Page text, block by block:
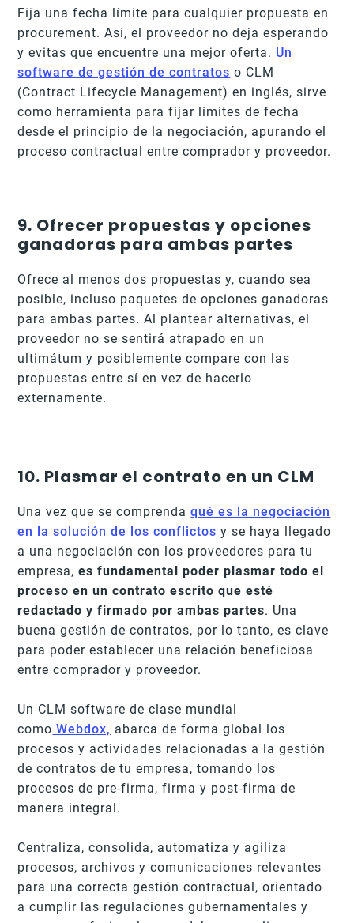
Fija una fecha límite para cualquier propuesta en
procurement. Así, el proveedor no deja esperando
y evitas que encuentre una mejor oferta. Un
software de gestión de contratos o CLM
(Contract Lifecycle Management) en inglés, sirve
como herramienta para fijar límites de fecha
desde el principio de la negociación, apurando el
proceso contractual entre comprador y proveedor.
9. Ofrecer propuestas y opciones
ganadoras para ambas partes
Ofrece al menos dos propuestas y, cuando sea
posible, incluso paquetes de opciones ganadoras
para ambas partes. Al plantear alternativas, el
proveedor no se sentirá atrapado en un
ultimátum y posiblemente compare con las
propuestas entre sí en vez de hacerlo
externamente.
10. Plasmar el contrato en un CLM
Una vez que se comprendaqué es la negociación
en la solución de los conflictos y se haya llegado
a una negociación con los proveedores para tu
empresa,es fundamental poder plasmar todo el
proceso en un contrato escrito que esté
redactado y firmado por ambas partes. Una
buena gestión de contratos, por lo tanto, es clave
para poder establecer una relación beneficiosa
entre comprador y proveedor.
Un CLM software de clase mundial
como Webdox, abarca de forma global los
procesos y actividades relacionadas a la gestión
de contratos de tu empresa, tomando los
procesos de pre-firma, firma y post-firma de
manera integral.
Centraliza, consolida, automatiza y agiliza
procesos, archivos y comunicaciones relevantes
para una correcta gestión contractual, orientado
a cumplir las regulaciones gubernamentales y